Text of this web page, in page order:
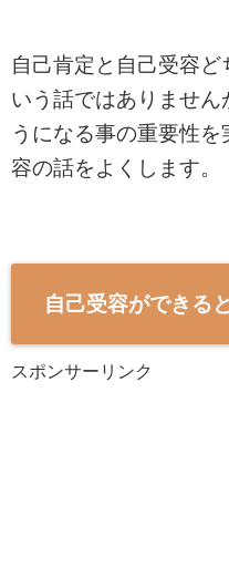
自己肯定と自己受容
いう話ではありません
うになる事の重要性
容の話をよくします。
自己受容ができると
スポンサーリンク